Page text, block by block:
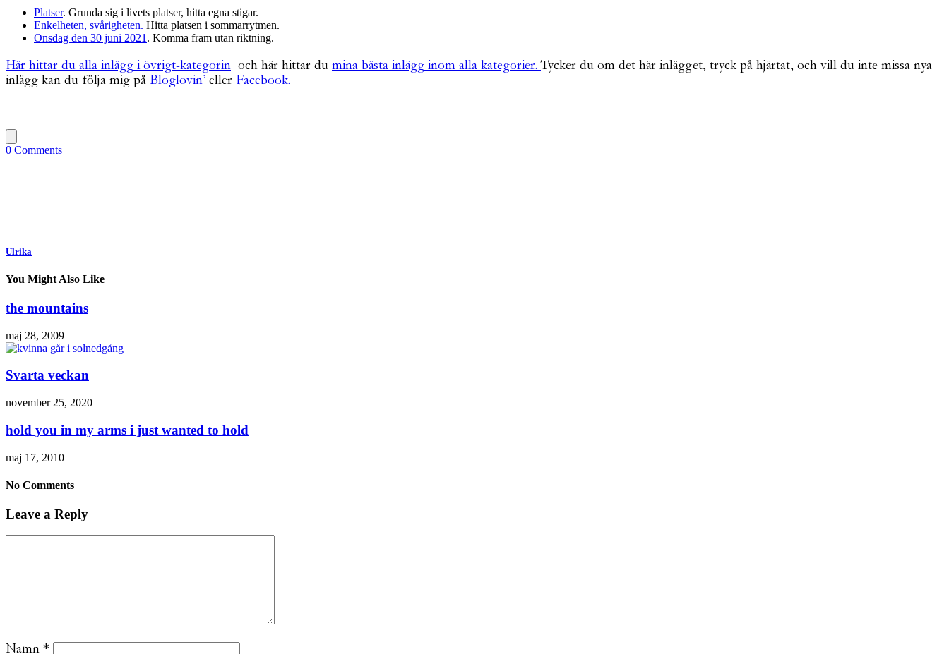
Platser. Grunda sig i livets platser, hitta egna stigar.
Enkelheten, svårigheten. Hitta platsen i sommarrytmen.
Onsdag den 30 juni 2021. Komma fram utan riktning.
Här hittar du alla inlägg i övrigt-kategorin och här hittar du mina bästa inlägg inom alla kategorier.Tycker du om det här inlägget, tryck på hjärtat, och vill du inte missa nya
inlägg kan du följa mig på Bloglovin’ eller Facebook.
0 Comments
Ulrika
You Might Also Like
the mountains
maj 28, 2009
Svarta veckan
november 25, 2020
hold you in my arms i just wanted to hold
maj 17, 2010
No Comments
Leave a Reply
Namn *